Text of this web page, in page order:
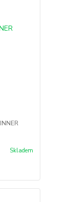
Skladem